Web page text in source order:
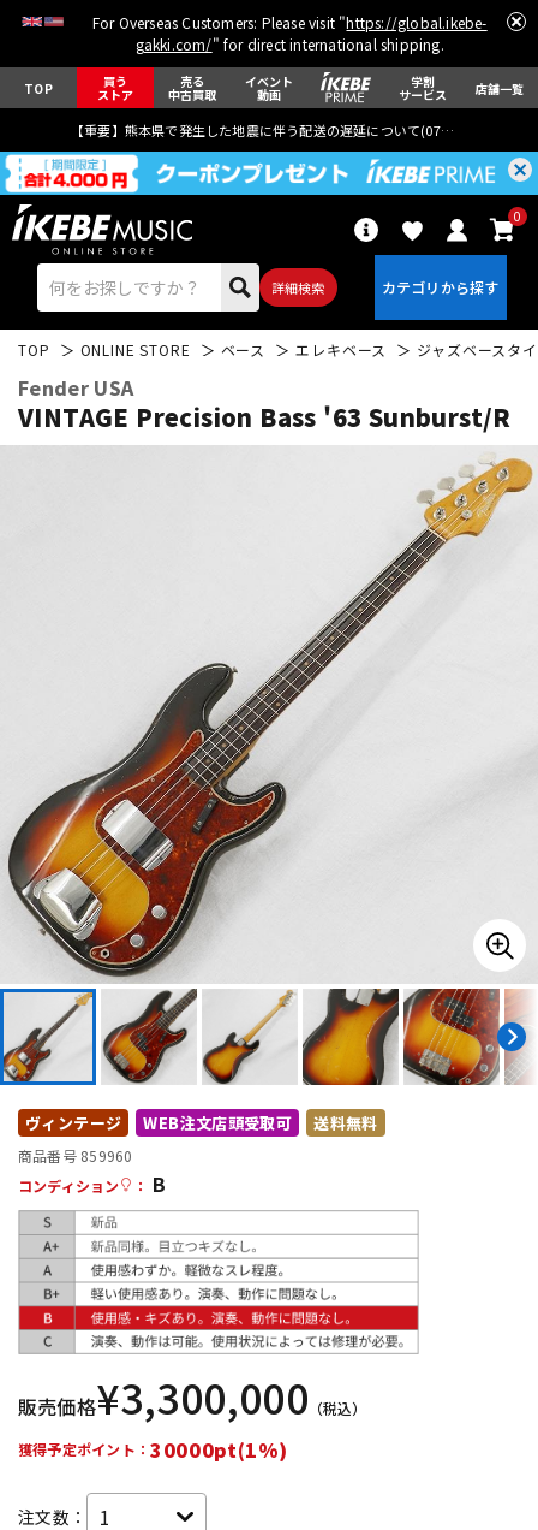
For Overseas Customers: Please visit "https://global.ikebe-
gakki.com/" for direct international shipping.
TOP 買う
ストア
売る
中古買取
イベント
動画
学割
サービス 店舗一覧
【重要】熊本県で発生した地震に伴う配送の遅延について(07月29日
詳細検索
0
アコギ/エレアコ
ウクレレ
キーボード
管楽器
アンプ
DJ機器 DTM
配信/ライブ機器
中古
TOP ONLINE STORE ベース エレキベース ジャズベースタ
Fender USA
VINTAGE Precision Bass '63 Sunburst/R
ヴィンテージ WEB注文店頭受取可 送料無料
商品番号 859960
コンディション
： B
販売価格¥3,300,000 （税込）
獲得予定ポイント：30000pt(1%)
注文数：